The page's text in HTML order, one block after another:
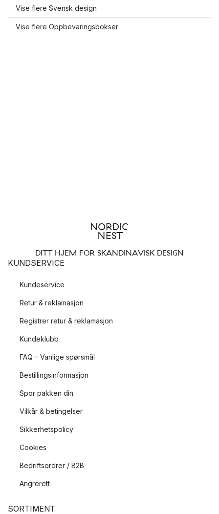
Vise flere Svensk design
Vise flere Oppbevaringsbokser
DITT HJEM FOR SKANDINAVISK DESIGN
KUNDSERVICE
Kundeservice
Retur & reklamasjon
Registrer retur & reklamasjon
Kundeklubb
FAQ – Vanlige spørsmål
Bestillingsinformasjon
Spor pakken din
Vilkår & betingelser
Sikkerhetspolicy
Cookies
Bedriftsordrer / B2B
Angrerett
SORTIMENT